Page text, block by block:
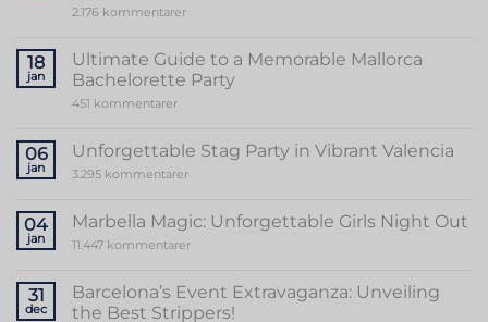
2.176 kommentarertil
Sensational
World
of
18
jan
Ultimate Guide to a Memorable Mallorca
Bachelorette Party
451 kommentarertil
to
a
Memorable
Party
06
jan
Unforgettable Stag Party in Vibrant Valencia
3.295 kommentarertil
Party
in
Vibrant
04
jan
Marbella Magic: Unforgettable Girls Night Out
11.447 kommentarertil
Unforgettable
Girls
Night
31
dec
Barcelona’s Event Extravaganza: Unveiling
the Best Strippers!